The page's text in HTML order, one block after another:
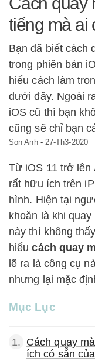
tiếng mà ai
Bạn đã biết cách
trong phiên bản
hiểu cách làm
dưới đây. Ngoài
iOS cũ thì bạn
cũng sẽ chỉ bạn
Son Anh- 27-Th3-2020
Từ iOS 11 trở lên
rất hữu ích trên
hình. Hiện tại
khoăn là khi
này thì không
hiểu cách quay
lẽ ra là công cụ
nhưng lại mặc
Mục Lục
1. Cách quay
ích có sẵn